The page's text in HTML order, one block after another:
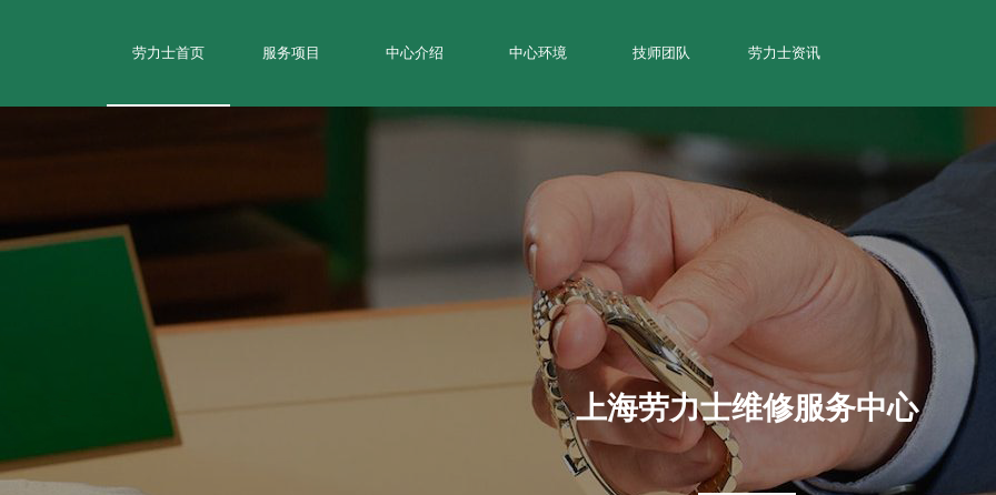
劳力士首页 服务项目 中心介绍 中心环境 技师团队 劳力士资讯
上海劳力士维修服务中心